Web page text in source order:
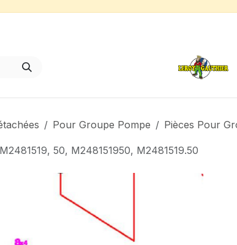
Pour Groupe Pompe Pièces Pour
50, M248151950, M2481519.50